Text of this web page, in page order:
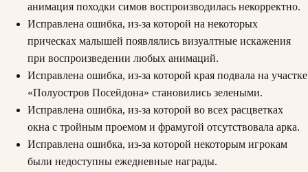
анимация походки симов воспроизводилась некорректно.
Исправлена ошибка, из-за которой на некоторых
прическах малышей появлялись визуалтные искажения
при воспроизведении любых анимаций.
Исправлена ошибка, из-за которой края подвала на участке
«Полуостров Посейдона» становились зелеными.
Исправлена ошибка, из-за которой во всех расцветках
окна с тройным проемом и фрамугой отсутствовала арка.
Исправлена ошибка, из-за которой некоторым игрокам
были недоступны ежедневные награды.